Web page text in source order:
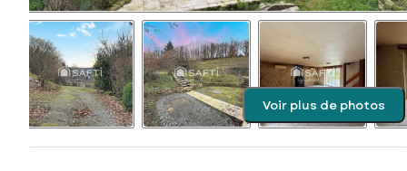
Voir plus de photos